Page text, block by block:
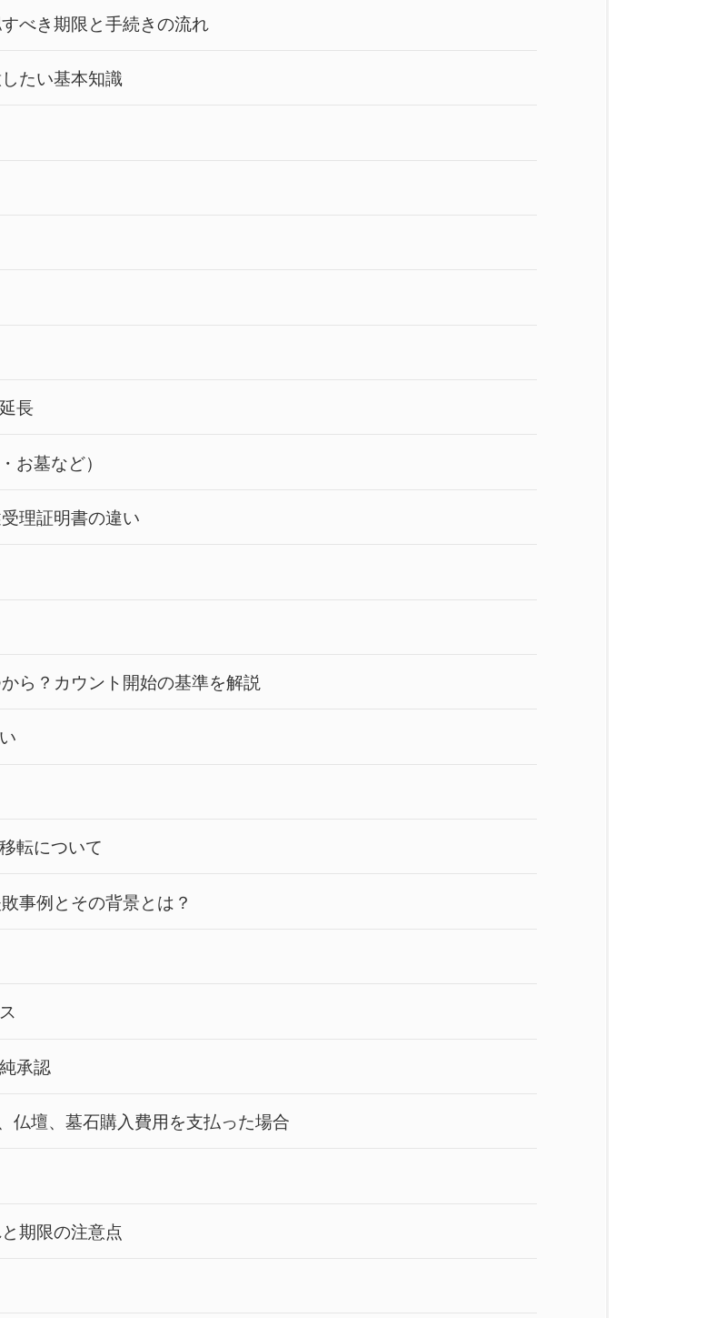
べき期限と手続きの流れ
たい基本知識
長
お墓など）
理証明書の違い
ら？カウント開始の基準を解説
転について
事例とその背景とは？
承認
仏壇、墓石購入費用を支払った場合
期限の注意点